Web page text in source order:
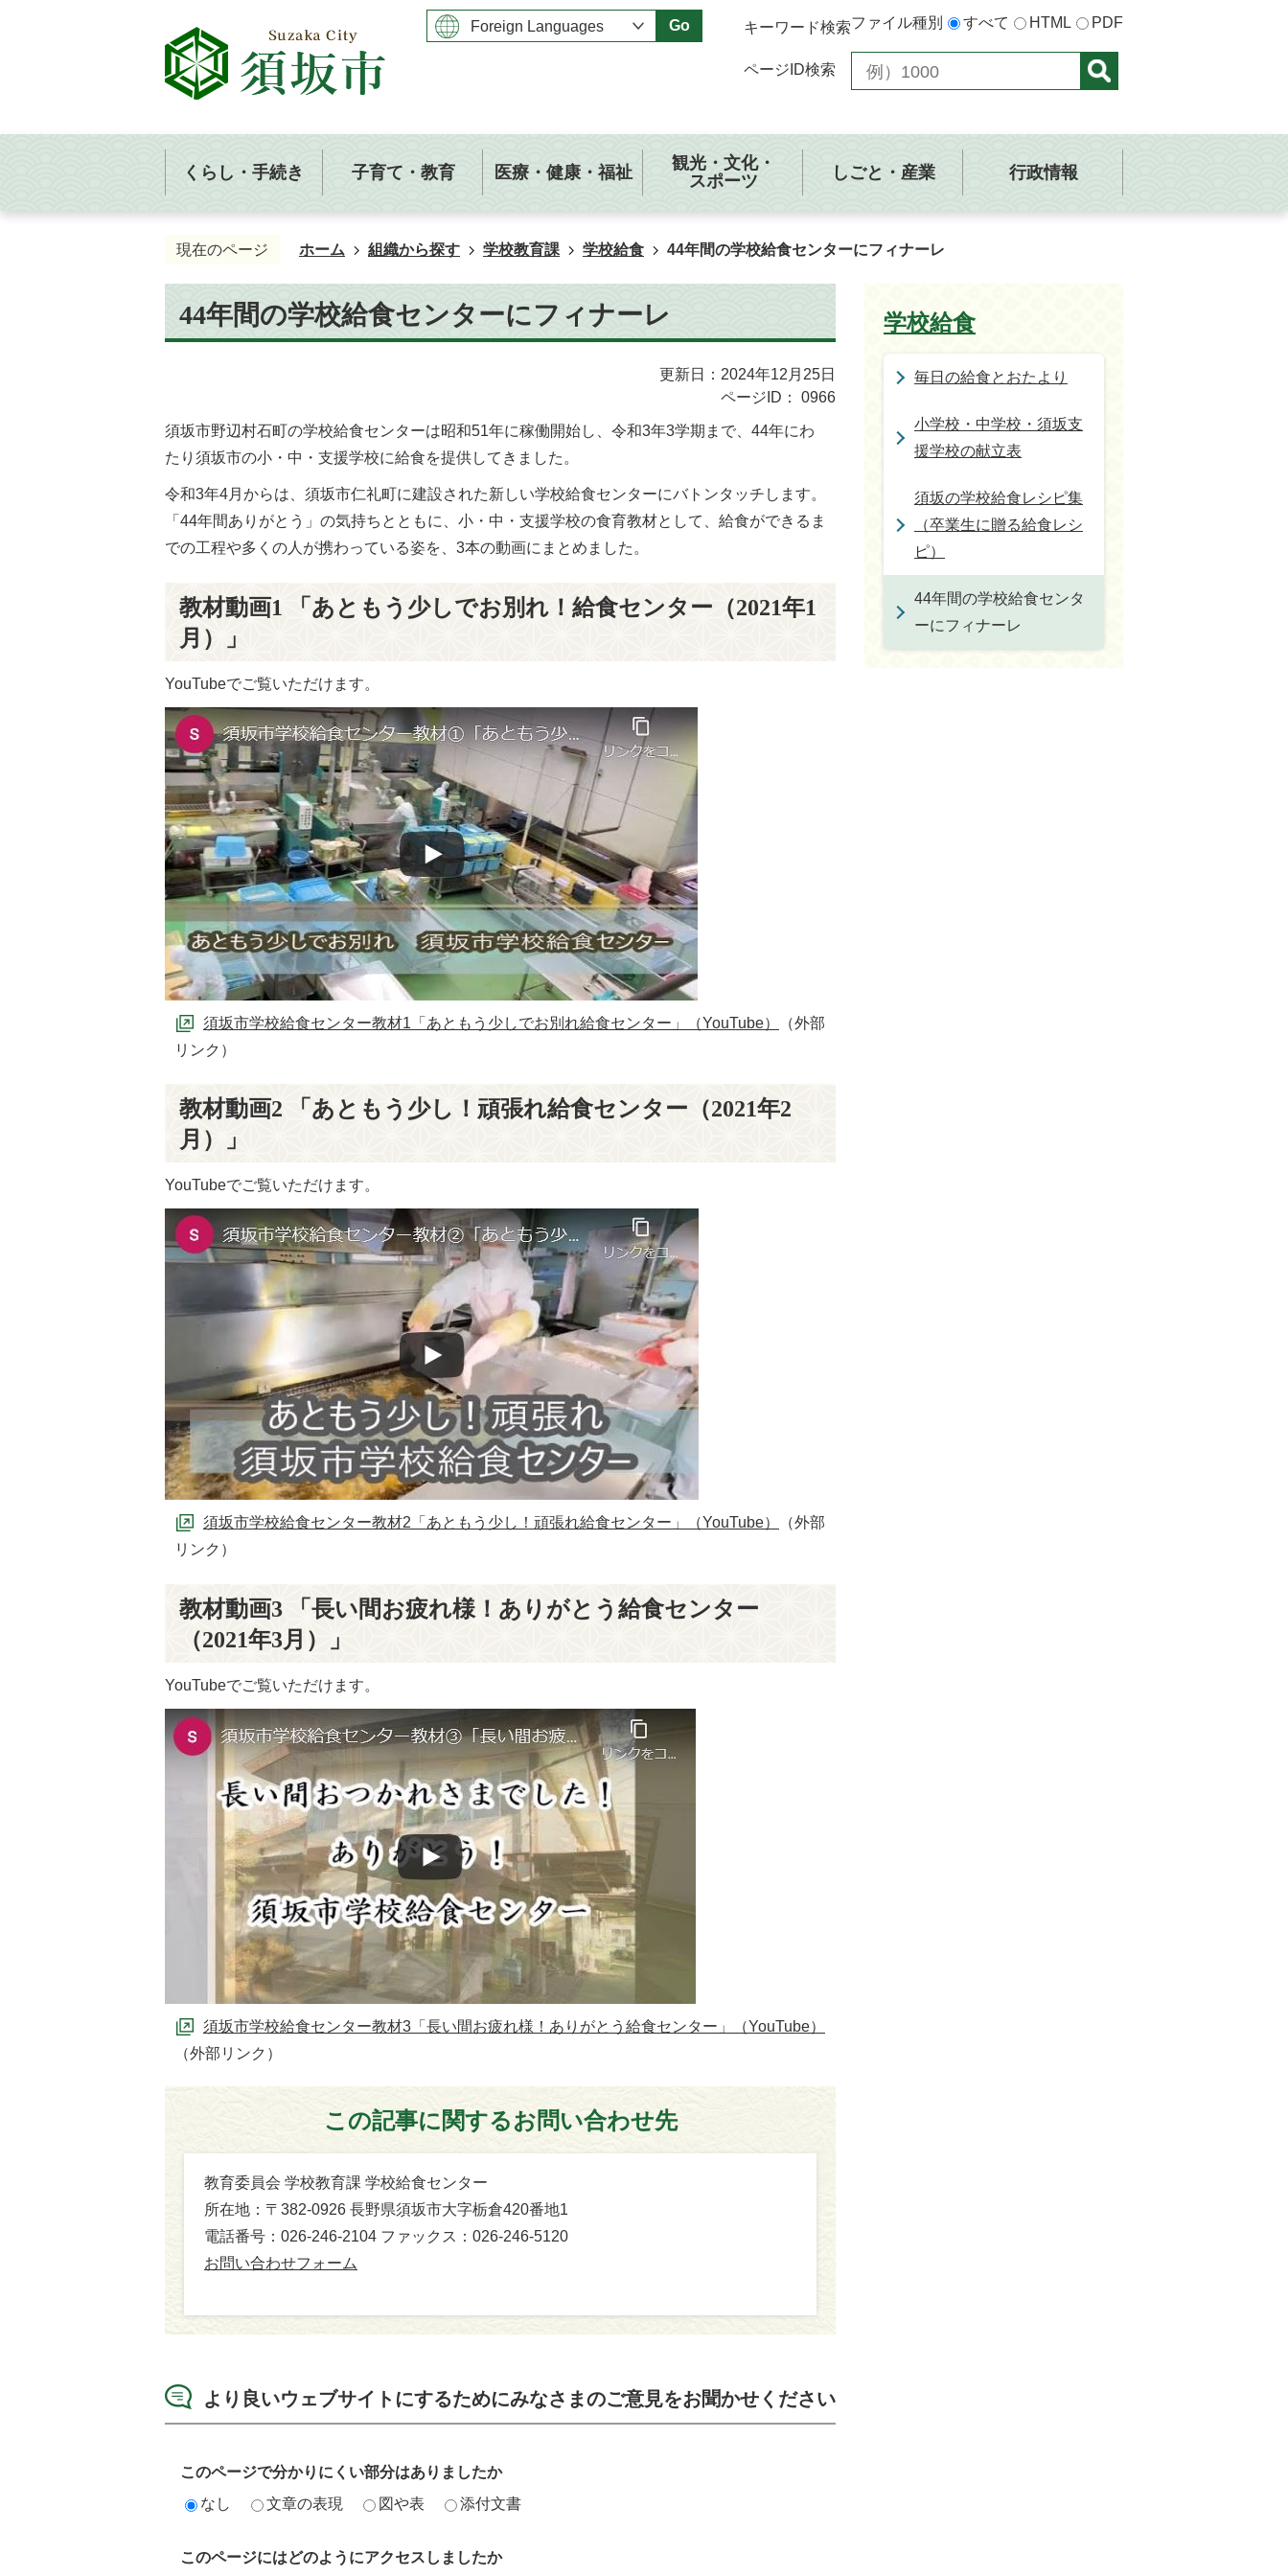
Go キーワード検索ファイル種別 すべて HTML PDF
ページID検索
くらし・手続き 子育て・教育 医療・健康・福祉
観光・文化・
スポーツ
しごと・産業 行政情報
現在のページ ホーム 組織から探す 学校教育課 学校給食 44年間の学校給食センターにフィナーレ
44年間の学校給食センターにフィナーレ
更新日：2024年12月25日
ページID：
0966
須坂市野辺村石町の学校給食センターは昭和51年に稼働開始し、令和3年3学期まで、44年にわ
たり須坂市の小・中・支援学校に給食を提供してきました。
令和3年4月からは、須坂市仁礼町に建設された新しい学校給食センターにバトンタッチします。
「44年間ありがとう」の気持ちとともに、小・中・支援学校の食育教材として、給食ができるま
での工程や多くの人が携わっている姿を、3本の動画にまとめました。
教材動画1 「あともう少しでお別れ！給食センター（2021年1
月）」
YouTubeでご覧いただけます。
須坂市学校給食センター教材1「あともう少しでお別れ給食センター」（YouTube）
（外部
リンク）
教材動画2 「あともう少し！頑張れ給食センター（2021年2
月）」
YouTubeでご覧いただけます。
須坂市学校給食センター教材2「あともう少し！頑張れ給食センター」（YouTube）
（外部
リンク）
教材動画3 「長い間お疲れ様！ありがとう給食センター
（2021年3月）」
YouTubeでご覧いただけます。
須坂市学校給食センター教材3「長い間お疲れ様！ありがとう給食センター」（YouTube）
（外部リンク）
この記事に関するお問い合わせ先
教育委員会 学校教育課 学校給食センター
所在地：〒382-0926 長野県須坂市大字栃倉420番地1
電話番号：026-246-2104 ファックス：026-246-5120
お問い合わせフォーム
より良いウェブサイトにするためにみなさまのご意見をお聞かせください
このページで分かりにくい部分はありましたか
なし
文章の表現 図や表 添付文書
このページにはどのようにアクセスしましたか
学校給食
毎日の給食とおたより
小学校・中学校・須坂支
援学校の献立表
須坂の学校給食レシピ集
（卒業生に贈る給食レシ
ピ）
44年間の学校給食センタ
ーにフィナーレ